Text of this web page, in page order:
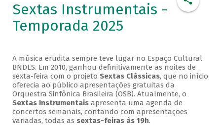
Sextas Instrumentais -
Temporada 2025
A música erudita sempre teve lugar no Espaço Cultural
BNDES. Em 2010, ganhou definitivamente as noites de
sexta-feira com o projeto Sextas Clássicas, que no início
oferecia ao público apresentações gratuitas da
Orquestra Sinfônica Brasileira (OSB). Atualmente, o
Sextas Instrumentaisapresenta uma agenda de
concertos semanais, contando com apresentações
variadas, todas as sextas-feiras às 19h.